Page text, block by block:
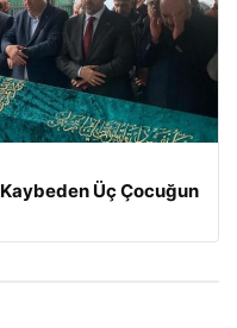
Kaybeden Üç Çocuğun